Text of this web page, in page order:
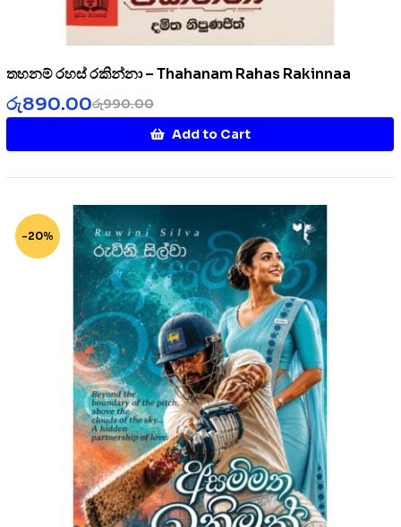
තහනම් රහස් රකින්නා – Thahanam Rahas Rakinnaa
රු990.00
රු890.00
Add to Cart
-20%